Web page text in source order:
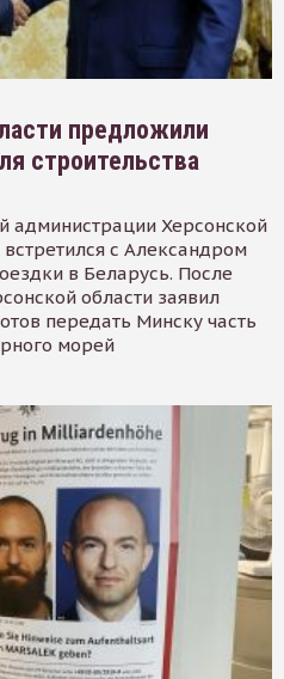
предложили
строительства
администрации Херсонской
с Александром
в Беларусь. После
области заявил
передать Минску часть
морей